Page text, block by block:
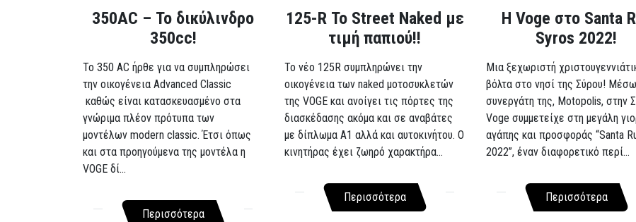
350AC – Το δικύλινδρο
350cc!
To 350 AC ήρθε για να συμπληρώσει
την οικογένεια Advanced Classic
καθώς είναι κατασκευασμένο στα
γνώριμα πλέον πρότυπα των
μοντέλων modern classic. Έτσι όπως
και στα προηγούμενα της μοντέλα η
VOGE δί...
Περισσότερα
125-R Το Street Naked με
τιμή παπιού!!
Το νέο 125R συμπληρώνει την
οικογένεια των naked μοτοσυκλετών
της VOGE και ανοίγει τις πόρτες της
διασκέδασης ακόμα και σε αναβάτες
με δίπλωμα A1 αλλά και αυτοκινήτου. Ο
κινητήρας έχει ζωηρό χαρακτήρα...
Περισσότερα
Η Voge στο Santa
Syros 2022!
Μια ξεχωριστή
βόλτα στο νησί της Σύρου!
συνεργάτη της, Motopolis, στην
Voge συμμετείχε στη μεγάλη
αγάπης και προσφοράς “Santa
2022”, έναν διαφορετικό περί...
Περισσότερα